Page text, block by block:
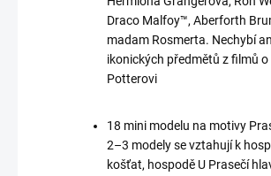
Draco Malfoy™, Aberforth
madam Rosmerta. Nechybí
ikonických předmětů z filmů
Potterovi
18 mini modelu na motivy
2–3 modely se vztahují k
košťat, hospodě U Prasečí